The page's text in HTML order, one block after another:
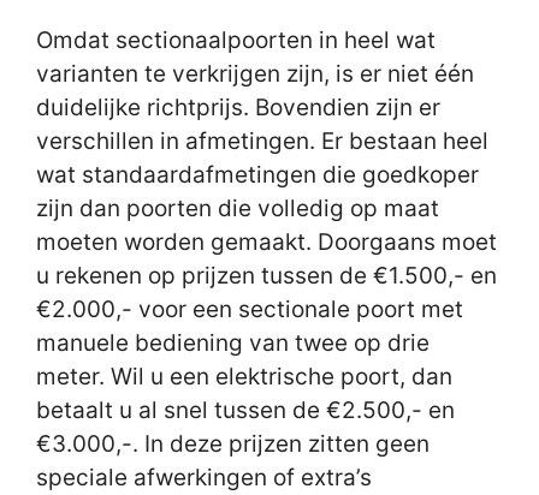
Omdat sectionaalpoorten in heel wat
varianten te verkrijgen zijn, is er niet één
duidelijke richtprijs. Bovendien zijn er
verschillen in afmetingen. Er bestaan heel
wat standaardafmetingen die goedkoper
zijn dan poorten die volledig op maat
moeten worden gemaakt. Doorgaans moet
u rekenen op prijzen tussen de €1.500,- en
€2.000,- voor een sectionale poort met
manuele bediening van twee op drie
meter. Wil u een elektrische poort, dan
betaalt u al snel tussen de €2.500,- en
€3.000,-. In deze prijzen zitten geen
speciale afwerkingen of extra’s